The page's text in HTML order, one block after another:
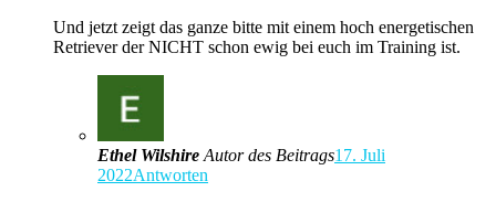
Und jetzt zeigt das ganze bitte mit einem hoch energetischen
Retriever der NICHT schon ewig bei euch im Training ist.
Ethel Wilshire Autor des Beitrags17. Juli
2022Antworten